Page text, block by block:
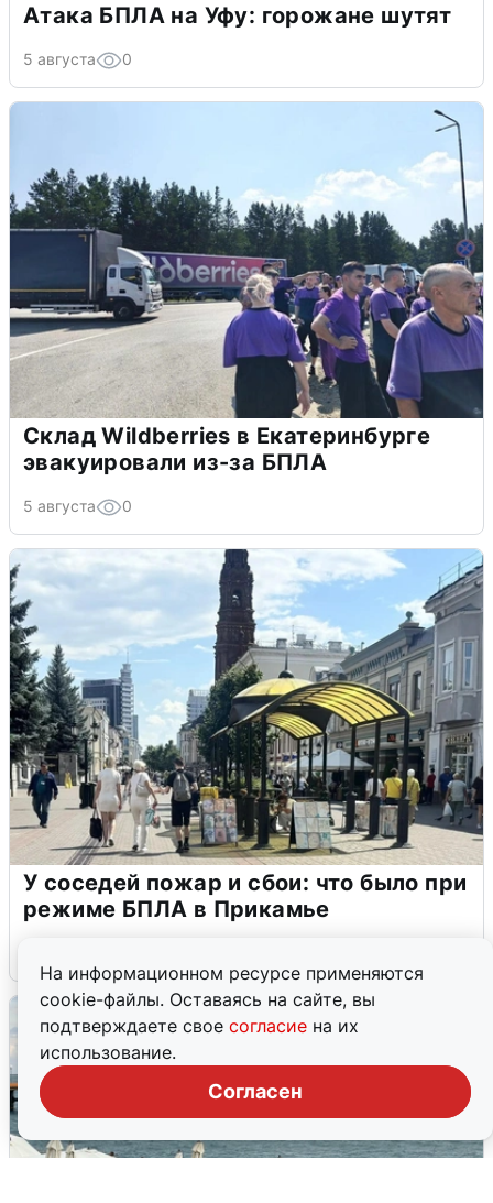
На информационном ресурсе применяются
cookie-файлы. Оставаясь на сайте, вы
подтверждаете свое согласие на их
использование.
Согласен
Атака БПЛА на Уфу: горожане шутят
5 августа 0
Склад Wildberries в Екатеринбурге
эвакуировали из-за БПЛА
5 августа 0
У соседей пожар и сбои: что было при
режиме БПЛА в Прикамье